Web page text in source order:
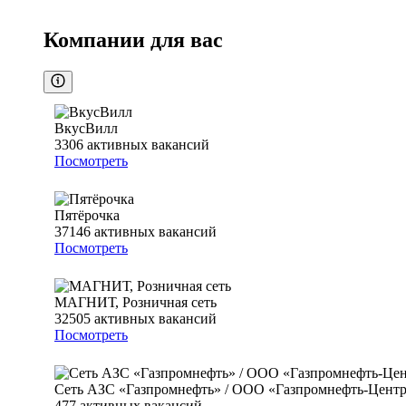
Компании для вас
ВкусВилл
3306 активных вакансий
Посмотреть
Пятёрочка
37146 активных вакансий
Посмотреть
МАГНИТ, Розничная сеть
32505 активных вакансий
Посмотреть
Сеть АЗС «Газпромнефть» / ООО «Газпромнефть-